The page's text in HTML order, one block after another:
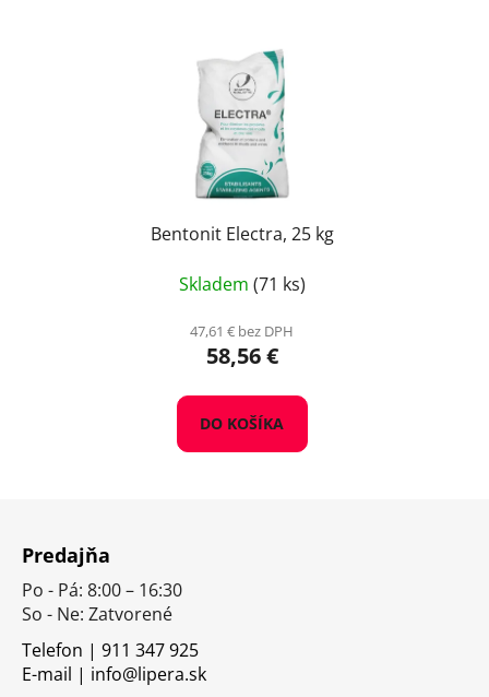
Bentonit Electra, 25 kg
Skladem (71 ks)
47,61 € bez DPH
58,56 €
DO KOŠÍKA
Predajňa
Po - Pá: 8:00 – 16:30
So - Ne: Zatvorené
Telefon | 911 347 925
E-mail | info@lipera.sk